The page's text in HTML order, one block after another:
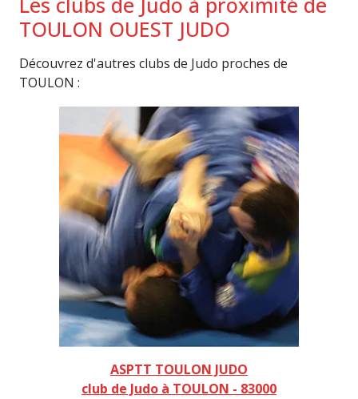
TOULON OUEST JUDO
Découvrez d'autres clubs de Judo proches de
TOULON :
ASPTT TOULON JUDO
club de Judo à TOULON - 83000